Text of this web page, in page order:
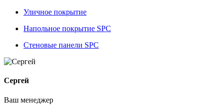
Уличное покрытие
Напольное покрытие SPC
Стеновые панели SPC
Сергей
Ваш менеджер